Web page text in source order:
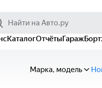
КаталогОтчётыГараж
Марка, модель